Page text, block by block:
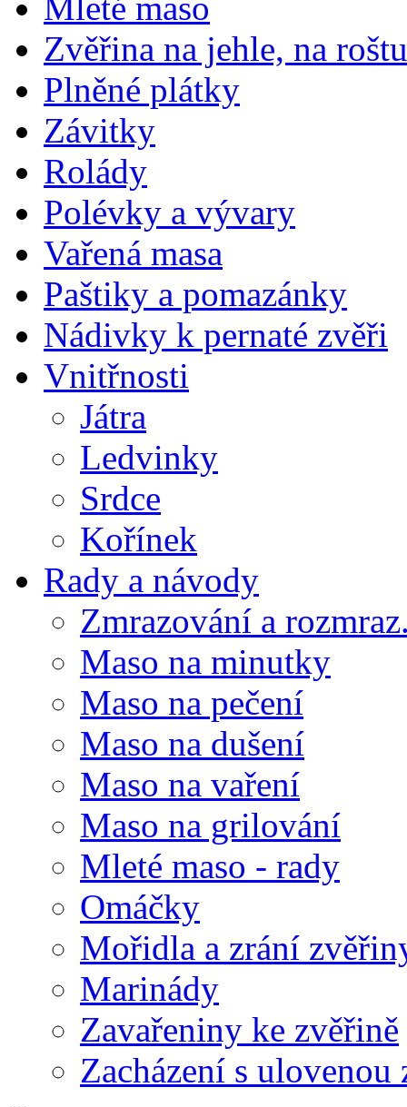
Zvěřina na jehle, na roštu
Plněné plátky
Závitky
Rolády
Polévky a vývary
Vařená masa
Paštiky a pomazánky
Nádivky k pernaté zvěři
Vnitřnosti
Játra
Ledvinky
Srdce
Kořínek
Rady a návody
Zmrazování a
Maso na minutky
Maso na pečení
Maso na dušení
Maso na vaření
Maso na grilování
Mleté maso - rady
Omáčky
Mořidla a zrání
Marinády
Zavařeniny ke zvěřině
Zacházení s ulovenou